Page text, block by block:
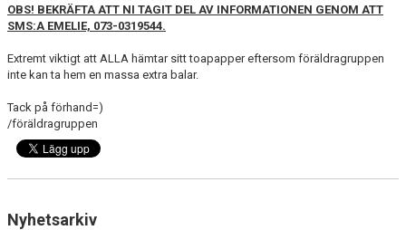
OBS! BEKRÄFTA ATT NI TAGIT DEL AV INFORMATIONEN GENOM ATT
SMS:A EMELIE, 073-0319544.
Extremt viktigt att ALLA hämtar sitt toapapper eftersom föräldragruppen
inte kan ta hem en massa extra balar.
Tack på förhand=)
/föräldragruppen
Nyhetsarkiv